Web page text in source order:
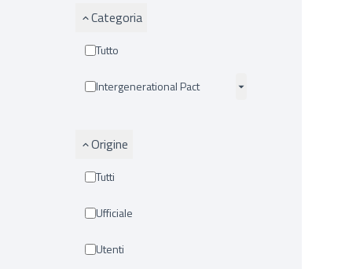
Categoria
Tutto
Intergenerational Pact
Origine
Tutti
Ufficiale
Utenti